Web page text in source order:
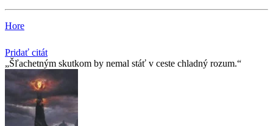
Hore
Pridať citát
Šľachetným skutkom by nemal stáť v ceste chladný rozum.